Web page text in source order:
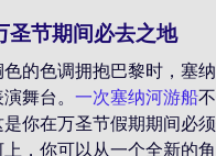
圣节期间必去之地
的色调拥抱巴黎时，塞
舞台。 一次塞纳河游船
你在万圣节假期期间必
，你可以从一个全新的